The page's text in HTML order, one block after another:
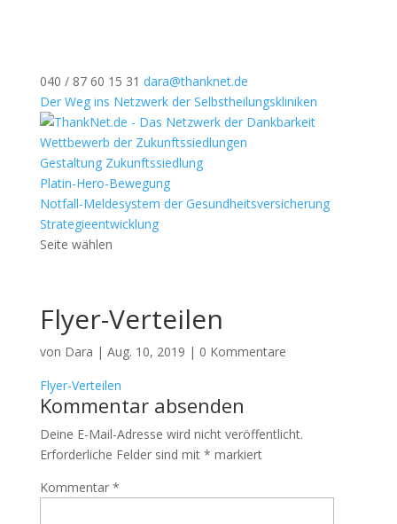
040 / 87 60 15 31 dara@thanknet.de
Der Weg ins Netzwerk der Selbstheilungskliniken
Wettbewerb der Zukunftssiedlungen
Gestaltung Zukunftssiedlung
Platin-Hero-Bewegung
Notfall-Meldesystem der Gesundheitsversicherung
Strategieentwicklung
Seite wählen
Flyer-Verteilen
von Dara | Aug. 10, 2019 | 0 Kommentare
Flyer-Verteilen
Kommentar absenden
Deine E-Mail-Adresse wird nicht veröffentlicht.
Erforderliche Felder sind mit * markiert
Kommentar *